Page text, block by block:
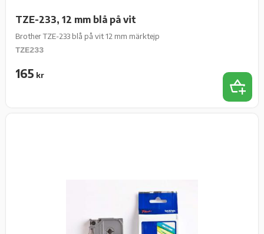
TZE-233, 12 mm blå på vit
Brother TZE-233 blå på vit 12 mm märktejp
TZE233
165 kr